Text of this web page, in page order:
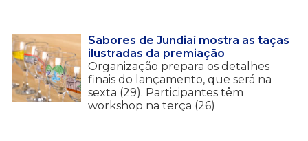
Sabores de Jundiaí mostra as taças
ilustradas da premiação
Organização prepara os detalhes
finais do lançamento, que será na
sexta (29). Participantes têm
workshop na terça (26)